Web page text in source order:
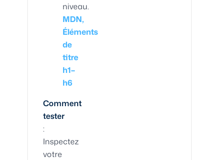
niveau.
MDN,
Éléments
de
titre
h1–
h6
Comment
tester
:
Inspectez
votre